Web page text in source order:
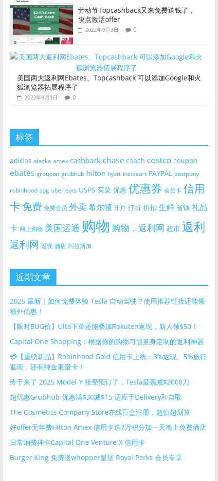
劳动节Topcashback又来免费送钱了，
快点激活offer
2022年9月3日 0
美国两大返利网Ebates、Topcashback 可以添加Google和火
狐浏览器拓展程序了
2022年9月1日 0
标签
adidas alaska amex cashback chase coach costco coupon
ebates groupon grubhub hilton hyatt instacart PAYPAL postpony
robinhood spg uber eats USPS 买菜 优惠 优惠券 会员卡 信用
卡 免费 免费会员 外卖希尔顿 开户 打折 折扣 生鲜 省钱 礼品
卡 网上购物 美国运通 购物 购物，返利网 超市 返利
返利网 返现 酒店 阿拉斯加
近期文章
2025 最新｜如何免费体验 Tesla 自动驾驶？使用推荐链接还能领
额外优惠！
【限时BUG价】Ulta下单还能叠加Rakuten返现，新人领$50！
Capital One Shopping：根据你的购物习惯量身定制的返利神器
💳【重磅新品】Robinhood Gold 信用卡上线：3%返现、5%旅行
返现，还有纯金限量卡！
终于来了 2025 Model Y 接受预订了，Tesla最高减$2000刀
超优惠Grubhub 优惠满$30减$15 适应于Delivery和自取
The Cosmetics Company Store在线盲盒注册，超值超划算
好offer无年费Hilton Amex 信用卡送7万积分加一天晚上免费酒店
日常消费神卡Capital One Venture X 信用卡
Burger King 免费送whopper皇堡 Royal Perks 会员专享